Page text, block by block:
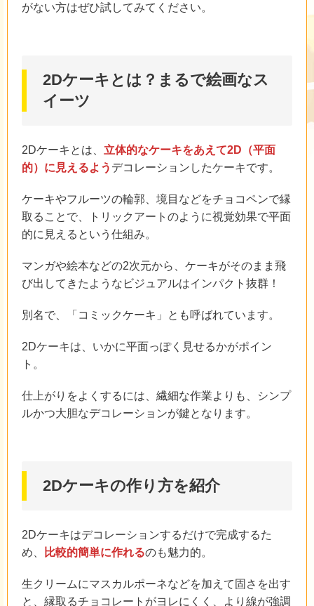
がない方はぜひ試してみてください。
2Dケーキとは？まるで絵画なス
イーツ
2Dケーキとは、 立体的なケーキをあえて2D（平面
的）に見えるよう デコレーションしたケーキです。
ケーキやフルーツの輪郭、境目などをチョコペンで縁
取ることで、トリックアートのように視覚効果で平面
的に見えるという仕組み。
マンガや絵本などの2次元から、ケーキがそのまま飛
び出してきたようなビジュアルはインパクト抜群！
別名で、「コミックケーキ」とも呼ばれています。
2Dケーキは、いかに平面っぽく見せるかがポイン
ト。
仕上がりをよくするには、繊細な作業よりも、シンプ
ルかつ大胆なデコレーションが鍵となります。
2Dケーキの作り方を紹介
2Dケーキはデコレーションするだけで完成するた
め、
比較的簡単に作れるのも魅力的。
生クリームにマスカルポーネなどを加えて固さを出す
と、縁取るチョコレートがヨレにくく、より線が強調